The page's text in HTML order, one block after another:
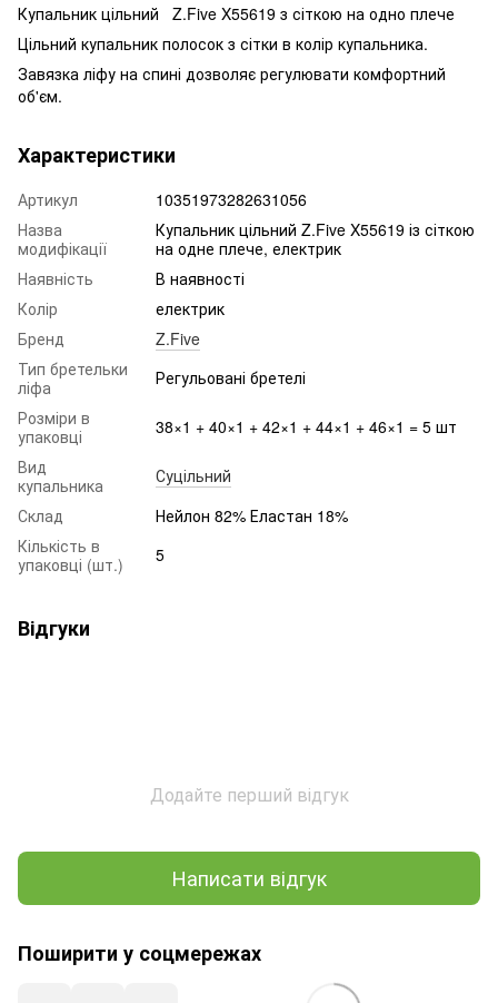
Купальник цільний Z.Five X55619 з сіткою на одно плече
Цільний купальник полосок з сітки в колір купальника.
Завязка ліфу на спині дозволяє регулювати комфортний
об'єм.
Характеристики
Артикул
10351973282631056
Назва
модифікації
Купальник цільний Z.Five X55619 із сіткою
на одне плече, електрик
Наявність
В наявності
Колір
електрик
Бренд
Z.Five
Тип бретельки
ліфа
Регульовані бретелі
Розміри в
упаковці
38×1 + 40×1 + 42×1 + 44×1 + 46×1 = 5 шт
Вид
купальника
Суцільний
Склад
Нейлон 82% Еластан 18%
Кількість в
упаковці (шт.)
5
Відгуки
Додайте перший відгук
Написати відгук
Поширити у соцмережах